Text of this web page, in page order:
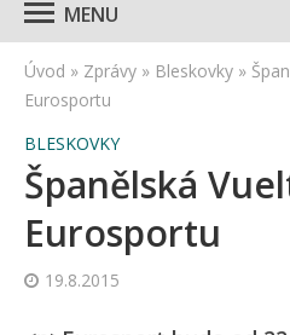
MENU
Úvod » Zprávy » Bleskovky »
Eurosportu
BLESKOVKY
Španělská
Eurosportu
19.8.2015